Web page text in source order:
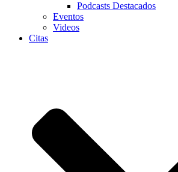
Podcasts Destacados
Eventos
Videos
Citas